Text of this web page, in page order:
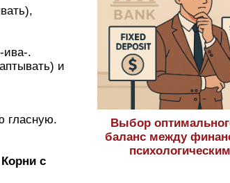
ива-.
и
гласную.
Корни с
Выбор
баланс между